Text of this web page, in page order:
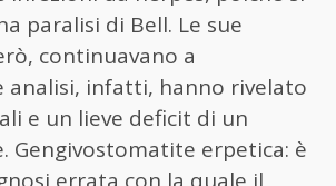
paralisi di Bell. Le sue
continuavano a
analisi, infatti, hanno rivelato
e un lieve deficit di un
Gengivostomatite erpetica: è